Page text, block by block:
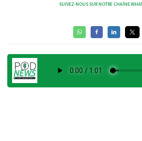
SUIVEZ-NOUS SUR NOTRE CHAÎNE